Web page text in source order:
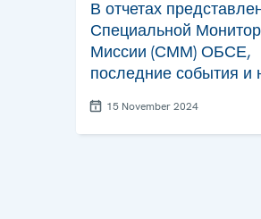
В отчетах
Специальной
Миссии (СММ) ОБСЕ,
последние события и
15 November 2024